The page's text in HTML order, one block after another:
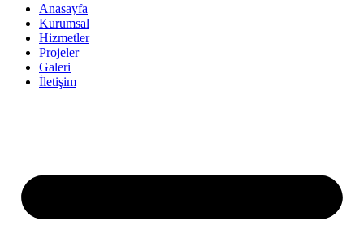
Anasayfa
Kurumsal
Hizmetler
Projeler
Galeri
İletişim